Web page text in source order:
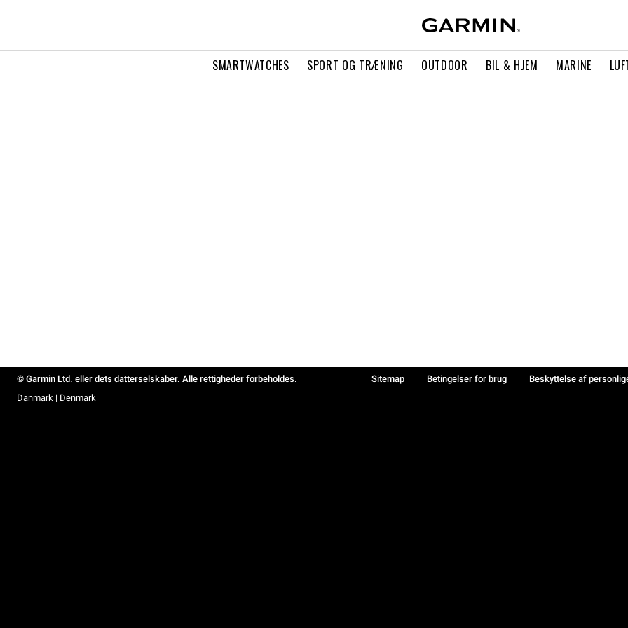
SMARTWATCHES SPORT OG TRÆNING OUTDOOR BIL & HJEM MARINE
© Garmin Ltd. eller dets datterselskaber. Alle rettigheder forbeholdes. Sitemap Betingelser for brug Beskyttelse af
Danmark | Denmark